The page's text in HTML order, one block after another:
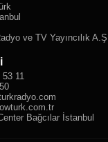
ve TV Yayıncılık
53 11
Bağcılar İstanbul